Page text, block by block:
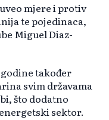
mjere i protiv
te pojedinaca,
Miguel Diaz-
također
svim državama
što dodatno
sektor.